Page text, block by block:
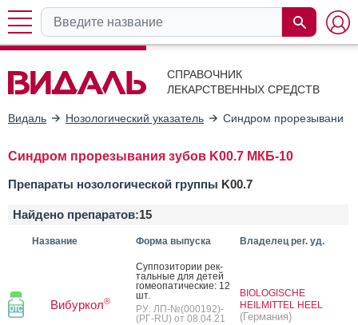
СПРАВОЧНИК
ЛЕКАРСТВЕННЫХ СРЕДСТВ
Видаль Нозологический указатель Синдром прорезывания
Синдром прорезывания зубов K00.7 МКБ-10
Препараты нозологической группы K00.7
Найдено препаратов:15
Название Форма выпуска Владелец рег. уд.
Вибуркол®
Суп­по­зито­рии рек­
таль­ные для де­тей
го­ме­опа­тичес­кие: 12
шт.
РУ: ЛП-№(000192)-
(РГ-RU) от 08.04.21
BIOLOGISCHE
HEILMITTEL HEEL
(Германия)